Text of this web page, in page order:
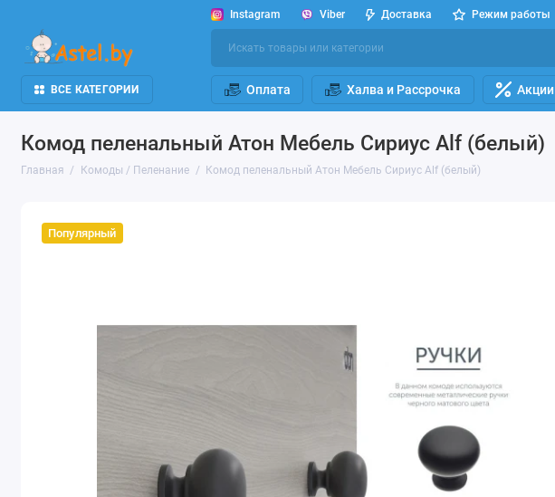
Instagram Viber Доставка Режим работы
ВСЕ КАТЕГОРИИ Оплата Халва и Рассрочка Акции
Комод пеленальный Атон Мебель Сириус Alf (белый)
Главная Комоды / Пеленание Комод пеленальный Атон Мебель Сириус Alf (белый)
Популярный